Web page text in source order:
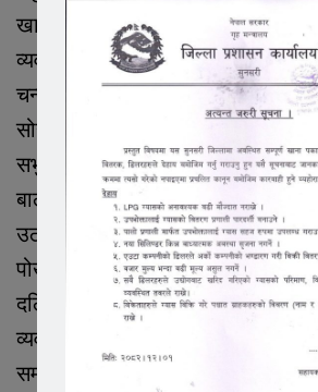
खानेपानी, खेल मैदान, झ्याल
व्यवस्था गर्न सुझाव दिनुभयो ।
चन्दन खवालसे चारधामको कथासंग
सोही अनुसारको विकास हुनुपर्ने
सभुवक लाल सरदारले स्कूल
बालबालिकाहरुको हकहितका
उठाउनुभयो । रुपन चौधरीले
पोखरी संरक्षरण गर्नुपर्ने सवाल
दलितका लागि आबास,
व्यवस्था हुनुपर्ने सुझाव राख्नुभयो ।
सम्पतलाल चौधरी, श्रीनारायण सिंह,